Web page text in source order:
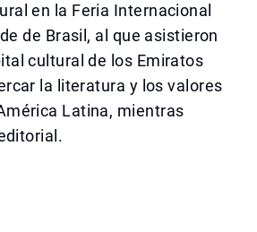
en la Feria Internacional
de Brasil, al que asistieron
cultural de los Emiratos
la literatura y los valores
Latina, mientras